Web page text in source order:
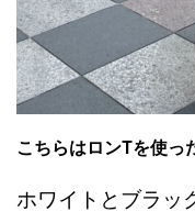
こちらはロンTを使っ
ホワイトとブラッ